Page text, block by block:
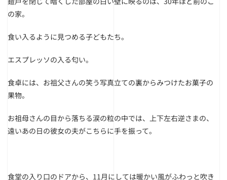
の家。
食い入るように見つめる子どもたち。
エスプレッソの入る匂い。
食卓には、お祖父さんの笑う写真立ての裏からみつけたお菓子の
果物。
お祖母さんの目から落ちる涙の粒の中では、上下左右逆さまの、
遠いあの日の彼女の夫がこちらに手を振って。
食堂の入り口のドアから、11月にしては暖かい風がふわっと吹き